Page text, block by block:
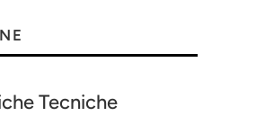
Tecniche